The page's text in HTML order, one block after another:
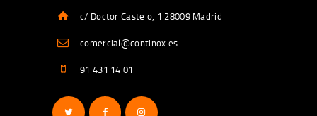
c/ Doctor Castelo, 1 28009 Madrid
comercial@continox.es
91 431 14 01